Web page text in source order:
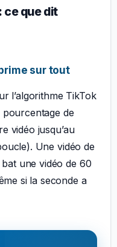
ce que dit
sur tout
l’algorithme TikTok
pourcentage de
vidéo jusqu’au
Une vidéo de
une vidéo de 60
si la seconde a